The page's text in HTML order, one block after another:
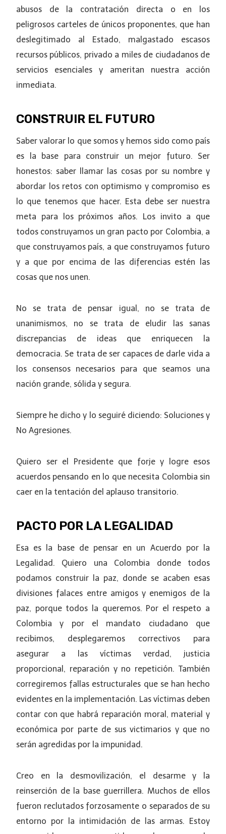
abusos de la contratación directa o en los
peligrosos carteles de únicos proponentes, que han
deslegitimado al Estado, malgastado escasos
recursos públicos, privado a miles de ciudadanos de
servicios esenciales y ameritan nuestra acción
inmediata.
CONSTRUIR EL FUTURO
Saber valorar lo que somos y hemos sido como país
es la base para construir un mejor futuro. Ser
honestos: saber llamar las cosas por su nombre y
abordar los retos con optimismo y compromiso es
lo que tenemos que hacer. Esta debe ser nuestra
meta para los próximos años. Los invito a que
todos construyamos un gran pacto por Colombia, a
que construyamos país, a que construyamos futuro
y a que por encima de las diferencias estén las
cosas que nos unen.
No se trata de pensar igual, no se trata de
unanimismos, no se trata de eludir las sanas
discrepancias de ideas que enriquecen la
democracia. Se trata de ser capaces de darle vida a
los consensos necesarios para que seamos una
nación grande, sólida y segura.
Siempre he dicho y lo seguiré diciendo: Soluciones y
No Agresiones.
Quiero ser el Presidente que forje y logre esos
acuerdos pensando en lo que necesita Colombia sin
caer en la tentación del aplauso transitorio.
PACTO POR LA LEGALIDAD
Esa es la base de pensar en un Acuerdo por la
Legalidad. Quiero una Colombia donde todos
podamos construir la paz, donde se acaben esas
divisiones falaces entre amigos y enemigos de la
paz, porque todos la queremos. Por el respeto a
Colombia y por el mandato ciudadano que
recibimos, desplegaremos correctivos para
asegurar a las víctimas verdad, justicia
proporcional, reparación y no repetición. También
corregiremos fallas estructurales que se han hecho
evidentes en la implementación. Las víctimas deben
contar con que habrá reparación moral, material y
económica por parte de sus victimarios y que no
serán agredidas por la impunidad.
Creo en la desmovilización, el desarme y la
reinserción de la base guerrillera. Muchos de ellos
fueron reclutados forzosamente o separados de su
entorno por la intimidación de las armas. Estoy